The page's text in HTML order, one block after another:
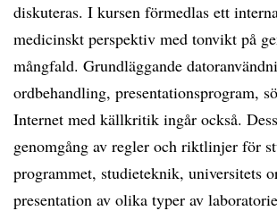
diskuteras. I kursen förmedlas ett
medicinskt perspektiv med tonvikt på
mångfald. Grundläggande
ordbehandling, presentationsprogram,
Internet med källkritik ingår också.
genomgång av regler och riktlinjer för
programmet, studieteknik, universitets
presentation av olika typer av